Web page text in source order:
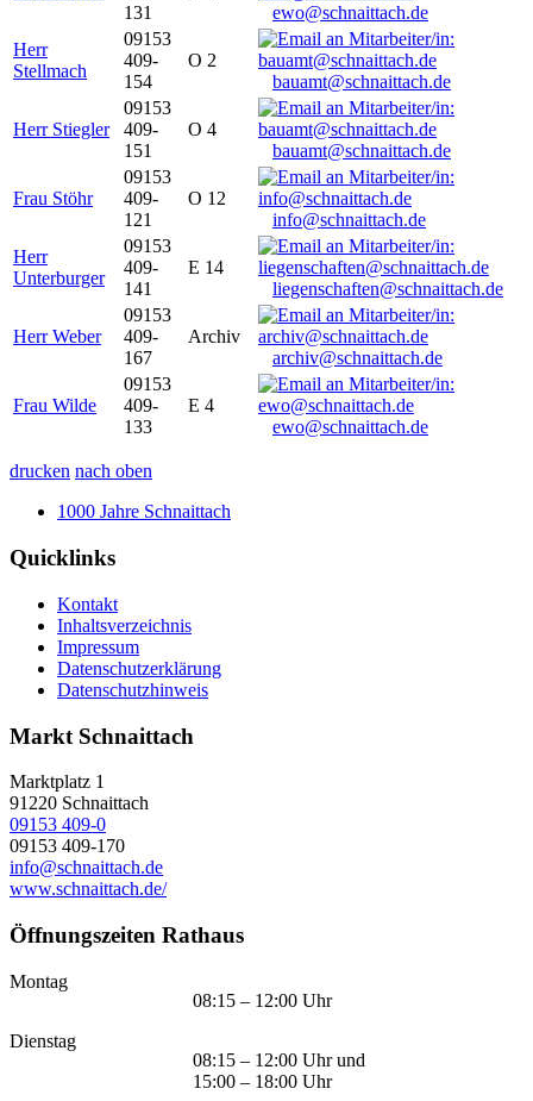
131
ewo@schnaittach.de
Herr
Stellmach
09153
409-
154
O 2
bauamt@schnaittach.de
Herr Stiegler
09153
409-
151
O 4
bauamt@schnaittach.de
Frau Stöhr
09153
409-
121
O 12
info@schnaittach.de
Herr
Unterburger
09153
409-
141
E 14
liegenschaften@schnaittach.de
Herr Weber
09153
409-
167
Archiv
archiv@schnaittach.de
Frau Wilde
09153
409-
133
E 4
ewo@schnaittach.de
drucken nach oben
1000 Jahre Schnaittach
Quicklinks
Kontakt
Inhaltsverzeichnis
Impressum
Datenschutzerklärung
Datenschutzhinweis
Markt Schnaittach
Marktplatz 1
91220 Schnaittach
09153 409-0
09153 409-170
info@schnaittach.de
www.schnaittach.de/
Öffnungszeiten Rathaus
Montag
08:15 – 12:00 Uhr
Dienstag
08:15 – 12:00 Uhr und
15:00 – 18:00 Uhr